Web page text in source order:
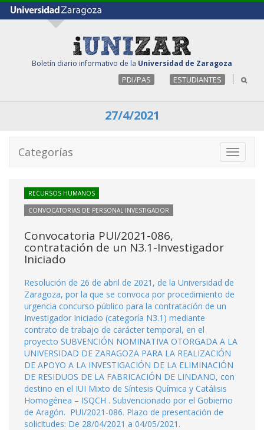
Boletín diario informativo de la Universidad de Zaragoza
PDI/PAS ESTUDIANTES
27/4/2021
Toggle
Categorías
RECURSOS HUMANOS
CONVOCATORIAS DE PERSONAL INVESTIGADOR
Convocatoria PUI/2021-086,
contratación de un N3.1-Investigador
Iniciado
Resolución de 26 de abril de 2021, de la Universidad de
Zaragoza, por la que se convoca por procedimiento de
urgencia concurso público para la contratación de un
Investigador Iniciado (categoría N3.1) mediante
contrato de trabajo de carácter temporal, en el
proyecto SUBVENCIÓN NOMINATIVA OTORGADA A LA
UNIVERSIDAD DE ZARAGOZA PARA LA REALIZACIÓN
DE APOYO A LA INVESTIGACIÓN DE LA ELIMINACIÓN
DE RESIDUOS DE LA FABRICACIÓN DE LINDANO, con
destino en el IUI Mixto de Síntesis Química y Catálisis
Homogénea – ISQCH . Subvencionado por el Gobierno
de Aragón. PUI/2021-086. Plazo de presentación de
solicitudes: De 28/04/2021 a 04/05/2021.